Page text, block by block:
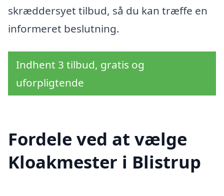
skræddersyet tilbud, så du kan træffe en
informeret beslutning.
Indhent 3 tilbud, gratis og
uforpligtende
Fordele ved at vælge
Kloakmester i Blistrup